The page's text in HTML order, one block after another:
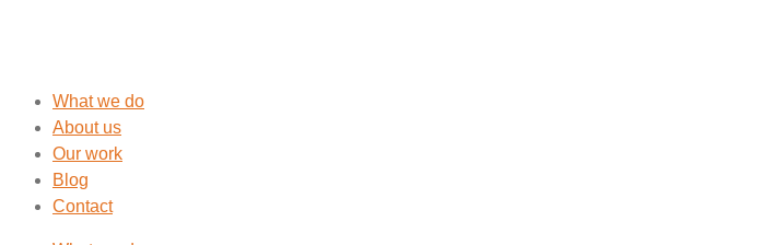
What we do
About us
Our work
Blog
Contact